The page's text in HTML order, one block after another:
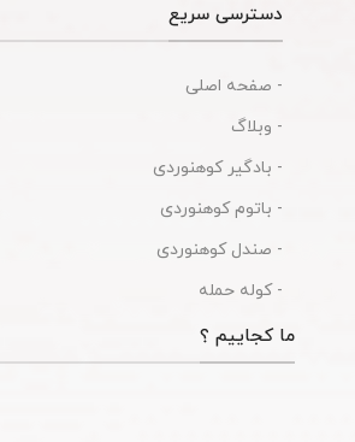
دسترسی سریع
- صفحه اصلی
- وبلاگ
- بادگیر کوهنوردی
- باتوم کوهنوردی
- صندل کوهنوردی
- کوله حمله
ما کجاییم ؟